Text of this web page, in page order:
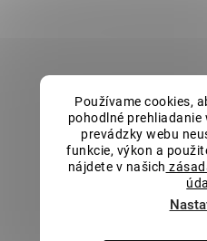
Používame cookies,
pohodlné prehliadanie
prevádzky webu
funkcie, výkon a
nájdete v našich